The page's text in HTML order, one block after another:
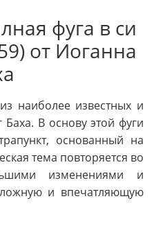
фуга в си
от Иоганна
наиболее известных и
В основу этой фуги
основанный на
тема повторяется во
изменениями и
и впечатляющую